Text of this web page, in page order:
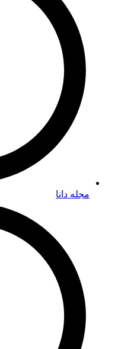
مجله دانا